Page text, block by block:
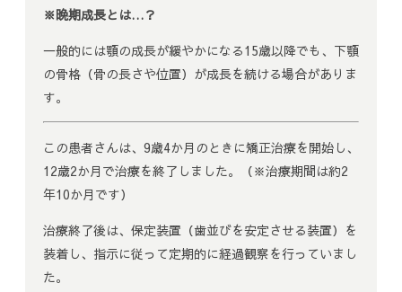
※晩期成長とは…？
一般的には顎の成長が緩やかになる15歳以降でも、下顎
の骨格（骨の長さや位置）が成長を続ける場合がありま
す。
この患者さんは、9歳4か月のときに矯正治療を開始し、
12歳2か月で治療を終了しました。（※治療期間は約2
年10か月です）
治療終了後は、保定装置（歯並びを安定させる装置）を
装着し、指示に従って定期的に経過観察を行っていまし
た。